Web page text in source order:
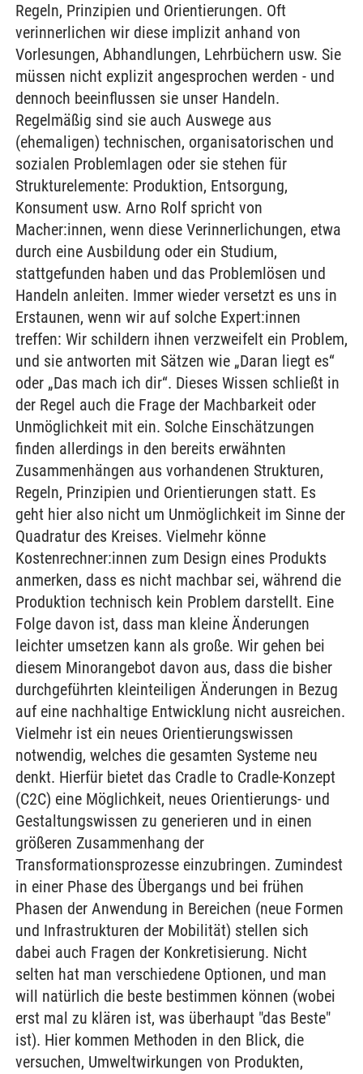
Regeln, Prinzipien und Orientierungen. Oft
verinnerlichen wir diese implizit anhand von
Vorlesungen, Abhandlungen, Lehrbüchern usw. Sie
müssen nicht explizit angesprochen werden - und
dennoch beeinflussen sie unser Handeln.
Regelmäßig sind sie auch Auswege aus
(ehemaligen) technischen, organisatorischen und
sozialen Problemlagen oder sie stehen für
Strukturelemente: Produktion, Entsorgung,
Konsument usw. Arno Rolf spricht von
Macher:innen, wenn diese Verinnerlichungen, etwa
durch eine Ausbildung oder ein Studium,
stattgefunden haben und das Problemlösen und
Handeln anleiten. Immer wieder versetzt es uns in
Erstaunen, wenn wir auf solche Expert:innen
treffen: Wir schildern ihnen verzweifelt ein Problem,
und sie antworten mit Sätzen wie „Daran liegt es“
oder „Das mach ich dir“. Dieses Wissen schließt in
der Regel auch die Frage der Machbarkeit oder
Unmöglichkeit mit ein. Solche Einschätzungen
finden allerdings in den bereits erwähnten
Zusammenhängen aus vorhandenen Strukturen,
Regeln, Prinzipien und Orientierungen statt. Es
geht hier also nicht um Unmöglichkeit im Sinne der
Quadratur des Kreises. Vielmehr könne
Kostenrechner:innen zum Design eines Produkts
anmerken, dass es nicht machbar sei, während die
Produktion technisch kein Problem darstellt. Eine
Folge davon ist, dass man kleine Änderungen
leichter umsetzen kann als große. Wir gehen bei
diesem Minorangebot davon aus, dass die bisher
durchgeführten kleinteiligen Änderungen in Bezug
auf eine nachhaltige Entwicklung nicht ausreichen.
Vielmehr ist ein neues Orientierungswissen
notwendig, welches die gesamten Systeme neu
denkt. Hierfür bietet das Cradle to Cradle-Konzept
(C2C) eine Möglichkeit, neues Orientierungs- und
Gestaltungswissen zu generieren und in einen
größeren Zusammenhang der
Transformationsprozesse einzubringen. Zumindest
in einer Phase des Übergangs und bei frühen
Phasen der Anwendung in Bereichen (neue Formen
und Infrastrukturen der Mobilität) stellen sich
dabei auch Fragen der Konkretisierung. Nicht
selten hat man verschiedene Optionen, und man
will natürlich die beste bestimmen können (wobei
erst mal zu klären ist, was überhaupt "das Beste"
ist). Hier kommen Methoden in den Blick, die
versuchen, Umweltwirkungen von Produkten,